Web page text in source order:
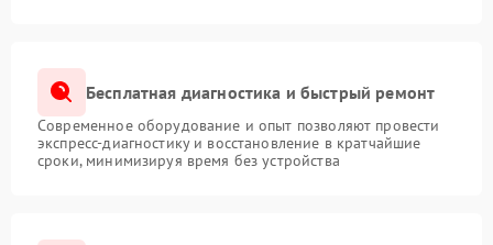
Бесплатная диагностика и быстрый ремонт
Современное оборудование и опыт позволяют провести
экспресс-диагностику и восстановление в кратчайшие
сроки, минимизируя время без устройства